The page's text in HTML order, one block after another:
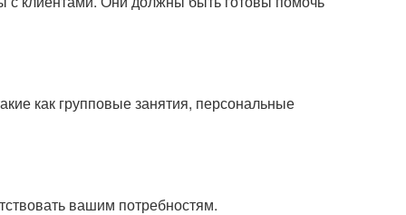
как групповые занятия, персональные
вашим потребностям.